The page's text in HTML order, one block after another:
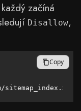
začíná
Disallow,
Copy